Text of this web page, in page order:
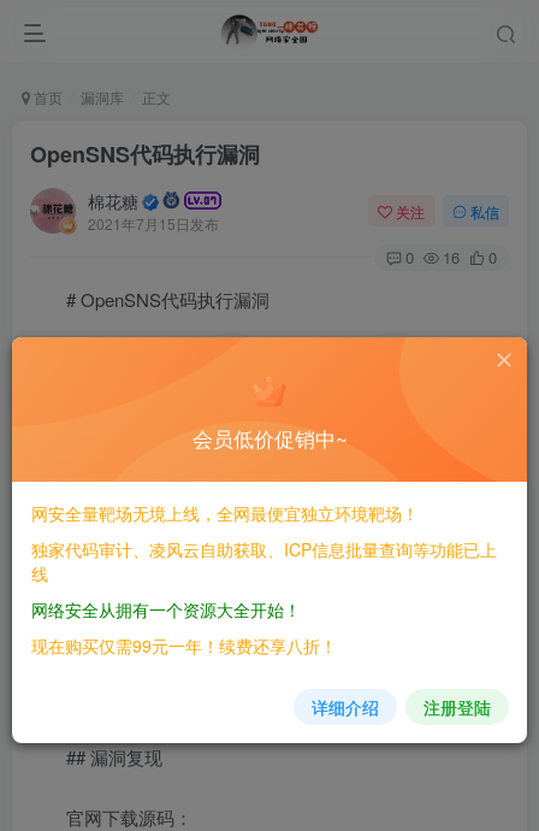
首页 漏洞库 正文
OpenSNS代码执行漏洞
棉花糖
2021年7月15日发布
关注 私信
0 16 0
# OpenSNS代码执行漏洞
## 漏洞影响
## FOFA
## 漏洞复现
官网下载源码：
会员低价促销中~
网安全量靶场无境上线，全网最便宜独立环境靶场！
独家代码审计、凌风云自助获取、ICP信息批量查询等功能已上
线
网络安全从拥有一个资源大全开始！
现在购买仅需99元一年！续费还享八折！
详细介绍 注册登陆